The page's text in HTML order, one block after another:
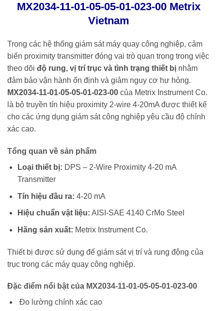
MX2034-11-01-05-05-01-023-00 Metrix
Vietnam
Trong các hệ thống giám sát máy quay công nghiệp, cảm
biến proximity transmitter đóng vai trò quan trọng trong việc
theo dõi độ rung, vị trí trục và tình trạng thiết bị nhằm
đảm bảo vận hành ổn định và giảm nguy cơ hư hỏng.
MX2034-11-01-05-05-01-023-00 của Metrix Instrument Co.
là bộ truyền tín hiệu proximity 2-wire 4-20mA được thiết kế
cho các ứng dụng giám sát công nghiệp yêu cầu độ chính
xác cao.
Tổng quan về sản phẩm
Loại thiết bị: DPS – 2-Wire Proximity 4-20 mA
Transmitter
Tín hiệu đầu ra: 4-20 mA
Hiệu chuẩn vật liệu: AISI-SAE 4140 CrMo Steel
Hãng sản xuất: Metrix Instrument Co.
Thiết bị được sử dụng để giám sát vị trí và rung động của
trục trong các máy quay công nghiệp.
Đặc điểm nổi bật của MX2034-11-01-05-05-01-023-00
Đo lường chính xác cao